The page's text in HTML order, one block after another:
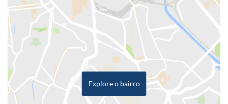
Explore o bairro